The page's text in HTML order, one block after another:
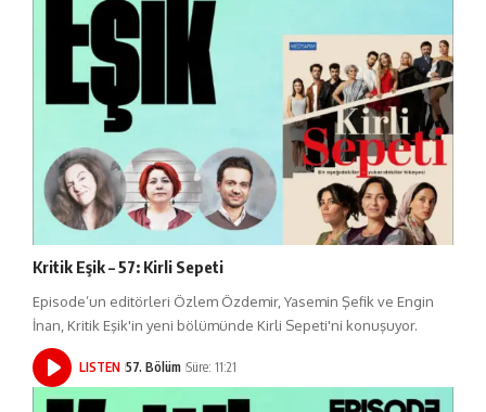
Kritik Eşik – 57: Kirli Sepeti
Episode’un editörleri Özlem Özdemir, Yasemin Şefik ve Engin
İnan, Kritik Eşik'in yeni bölümünde Kirli Sepeti'ni konuşuyor.
LISTEN 57. Bölüm Süre: 11:21